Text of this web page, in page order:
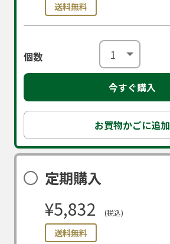
送料無料
個数
今すぐ購入
お買物かごに追加
定期購入
¥5,832 (税込)
送料無料